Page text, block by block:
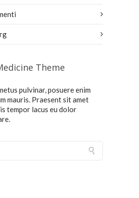
Theme
pulvinar, posuere enim
mauris. Praesent sit amet
tempor lacus eu dolor